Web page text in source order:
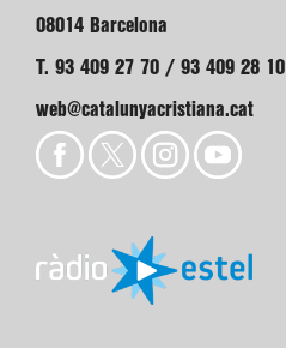
08014 Barcelona
T. 93 409 27 70 / 93 409 28 10
web@catalunyacristiana.cat